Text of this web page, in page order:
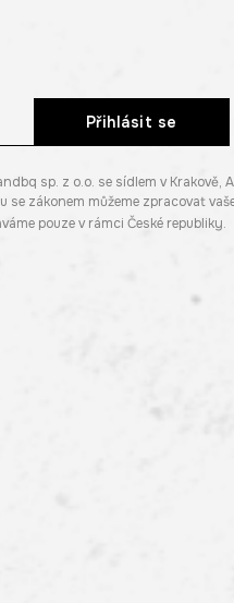
Přihlásit se
sp. z o.o. se sídlem v Krakově,
zákonem můžeme zpracovat
pouze v rámci České republiky.